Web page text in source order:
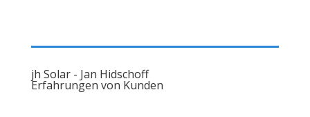
jh Solar - Jan Hidschoff
Erfahrungen von Kunden